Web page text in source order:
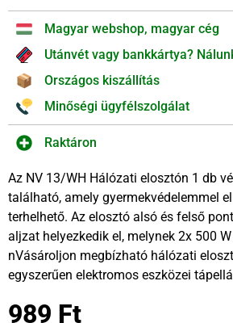
Magyar webshop, magyar cég
Utánvét vagy bankkártya?
Országos kiszállítás
Minőségi ügyfélszolgálat
Raktáron
Az NV 13/WH Hálózati elosztón 1 db
található, amely gyermekvédelemmel
terhelhető. Az elosztó alsó és felső
aljzat helyezkedik el, melynek 2x 500
nVásároljon megbízható hálózati
egyszerűen elektromos eszközei
989 Ft